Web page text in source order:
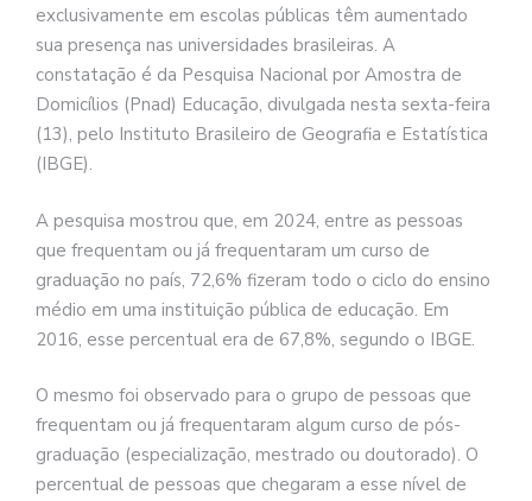
exclusivamente em escolas públicas têm aumentado
sua presença nas universidades brasileiras. A
constatação é da Pesquisa Nacional por Amostra de
Domicílios (Pnad) Educação, divulgada nesta sexta-feira
(13), pelo Instituto Brasileiro de Geografia e Estatística
(IBGE).
A pesquisa mostrou que, em 2024, entre as pessoas
que frequentam ou já frequentaram um curso de
graduação no país, 72,6% fizeram todo o ciclo do ensino
médio em uma instituição pública de educação. Em
2016, esse percentual era de 67,8%, segundo o IBGE.
O mesmo foi observado para o grupo de pessoas que
frequentam ou já frequentaram algum curso de pós-
graduação (especialização, mestrado ou doutorado). O
percentual de pessoas que chegaram a esse nível de